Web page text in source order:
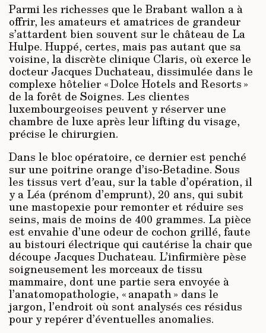
Parmi les richesses que le Brabant wallon a à
offrir, les amateurs et amatrices de grandeur
s’attardent bien souvent sur le château de La
Hulpe. Huppé, certes, mais pas autant que sa
voisine, la discrète clinique Claris, où exerce le
docteur Jacques Duchateau, dissimulée dans le
complexe hôtelier « Dolce Hotels and Resorts »
de la forêt de Soignes. Les clientes
luxembourgeoises peuvent y réserver une
chambre de luxe après leur lifting du visage,
précise le chirurgien.
Dans le bloc opératoire, ce dernier est penché
sur une poitrine orange d’iso-Betadine. Sous
les tissus vert d’eau, sur la table d’opération, il
y a Léa (prénom d’emprunt), 20 ans, qui subit
une mastopexie pour remonter et réduire ses
seins, mais de moins de 400 grammes. La pièce
est envahie d’une odeur de cochon grillé, faute
au bistouri électrique qui cautérise la chair que
découpe Jacques Duchateau. L’infirmière pèse
soigneusement les morceaux de tissu
mammaire, dont une partie sera envoyée à
l’anatomopathologie, « anapath » dans le
jargon, l’endroit où sont analysés ces résidus
pour y repérer d’éventuelles anomalies.